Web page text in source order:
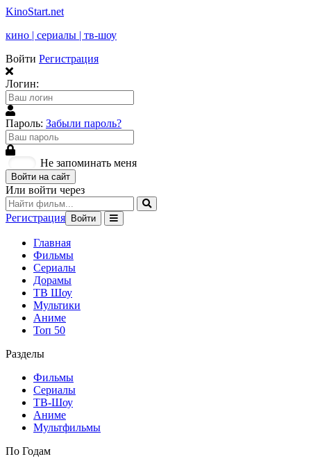
KinoStart.net
кино | сериалы | тв-шоу
Войти Регистрация
Логин:
Пароль: Забыли пароль?
Не запоминать меня
Войти на сайт
Или войти через
Регистрация Войти
Главная
Фильмы
Сериалы
Дорамы
ТВ Шоу
Мультики
Аниме
Топ 50
Разделы
Фильмы
Сериалы
ТВ-Шоу
Аниме
Мультфильмы
По Годам